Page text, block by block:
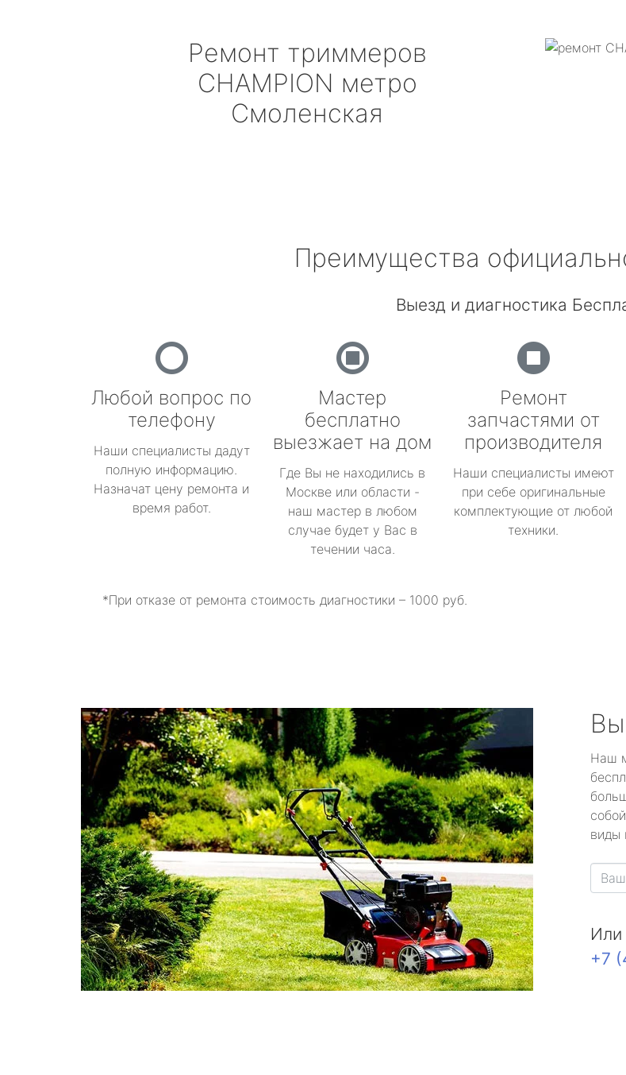
Ремонт триммеров
CHAMPION метро
Смоленская
Преимущества
Выезд и диагностика
Любой вопрос по
телефону
Наши специалисты дадут
полную информацию.
Назначат цену ремонта и
время работ.
Мастер
бесплатно
выезжает на дом
Где Вы не находились в
Москве или области -
наш мастер в любом
случае будет у Вас в
течении часа.
Ремонт
запчастями от
производителя
Наши специалисты имеют
при себе оригинальные
комплектующие от любой
техники.
*При отказе от ремонта стоимость диагностики – 1000 руб.
Наш
виды
Или
+7